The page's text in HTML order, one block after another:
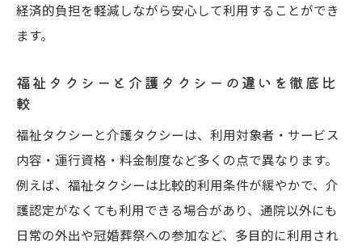
東京都内で介護タクシー料金を抑える工夫
家族で安心して選べる移動手段のポイント
介護タクシーを選ぶ際の家族視点のチェッ
ク項目
家族同乗や付き添いに便利な介護タクシー
経済的負担を軽減しながら安心して利用することができ
ます。
福祉タクシーと介護タクシーの違いを徹底比
較
福祉タクシーと介護タクシーは、利用対象者・サービス
内容・運行資格・料金制度など多くの点で異なります。
例えば、福祉タクシーは比較的利用条件が緩やかで、介
護認定がなくても利用できる場合があり、通院以外にも
日常の外出や冠婚葬祭への参加など、多目的に利用され